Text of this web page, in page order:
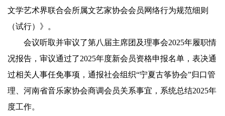
文学艺术界联合会所属文艺家协会会员网络行为规范细则
（试行）》。
会议听取并审议了第八届主席团及理事会2025年履职情
况报告，审议通过了2025年度新会员资格申报名单，表决通
过相关人事任免事项，通报社会组织“宁夏古筝协会”归口管
理、河南省音乐家协会商调会员关系事宜，系统总结2025年
度工作。